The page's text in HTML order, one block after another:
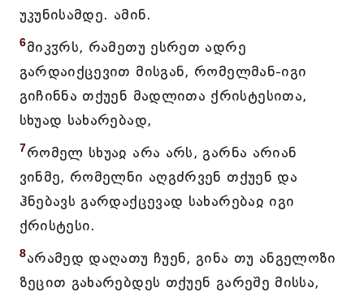
უკუნისამდე. ამინ.
6მიკჳრს, რამეთუ ესრეთ ადრე
გარდაიქცევით მისგან, რომელმან-იგი
გიჩინნა თქუენ მადლითა ქრისტესითა,
სხუად სახარებად,
7რომელ სხუაჲ არა არს, გარნა არიან
ვინმე, რომელნი აღგძრვენ თქუენ და
ჰნებავს გარდაქცევად სახარებაჲ იგი
ქრისტესი.
8არამედ დაღათუ ჩუენ, გინა თუ ანგელოზი
ზეცით გახარებდეს თქუენ გარეშე მისსა,